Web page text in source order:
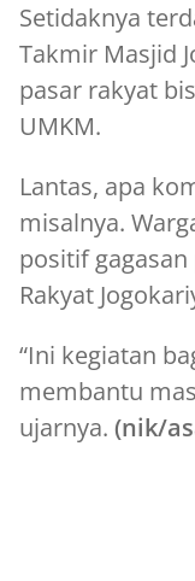
Setidaknya
Takmir Masjid
pasar rakyat
UMKM.
Lantas, apa
misalnya.
positif
Rakyat
“Ini kegiatan
membantu
ujarnya. (nik/